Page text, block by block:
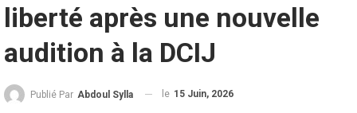
liberté après une nouvelle
audition à la DCIJ
Publié Par Abdoul Sylla le 15 Juin, 2026